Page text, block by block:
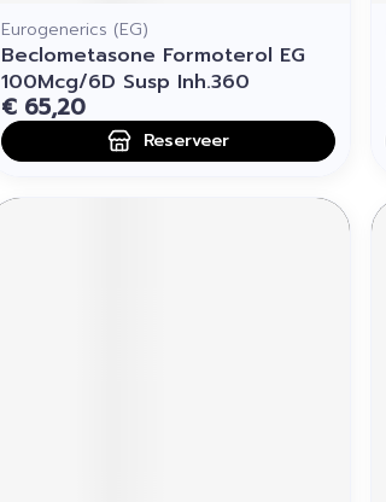
Eurogenerics (EG)
Beclometasone Formoterol EG
100Mcg/6D Susp Inh.360
€ 65,20
Reserveer